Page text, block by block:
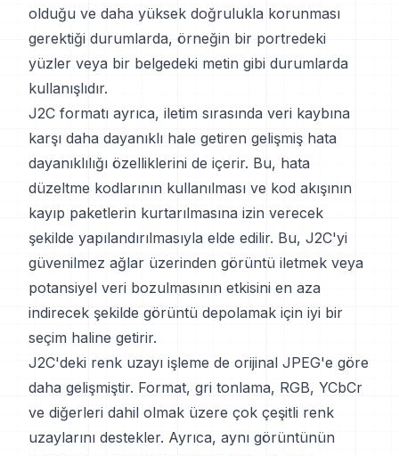
olduğu ve daha yüksek doğrulukla korunması
gerektiği durumlarda, örneğin bir portredeki
yüzler veya bir belgedeki metin gibi durumlarda
kullanışlıdır.
J2C formatı ayrıca, iletim sırasında veri kaybına
karşı daha dayanıklı hale getiren gelişmiş hata
dayanıklılığı özelliklerini de içerir. Bu, hata
düzeltme kodlarının kullanılması ve kod akışının
kayıp paketlerin kurtarılmasına izin verecek
şekilde yapılandırılmasıyla elde edilir. Bu, J2C'yi
güvenilmez ağlar üzerinden görüntü iletmek veya
potansiyel veri bozulmasının etkisini en aza
indirecek şekilde görüntü depolamak için iyi bir
seçim haline getirir.
J2C'deki renk uzayı işleme de orijinal JPEG'e göre
daha gelişmiştir. Format, gri tonlama, RGB, YCbCr
ve diğerleri dahil olmak üzere çok çeşitli renk
uzaylarını destekler. Ayrıca, aynı görüntünün